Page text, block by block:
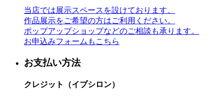
当店では展示スペースを設けております。
作品展示をご希望の方はご利用ください。
ポップアップショップなどのご相談も承ります。
お申込みフォームもこちら
お支払い方法
クレジット（イプシロン）